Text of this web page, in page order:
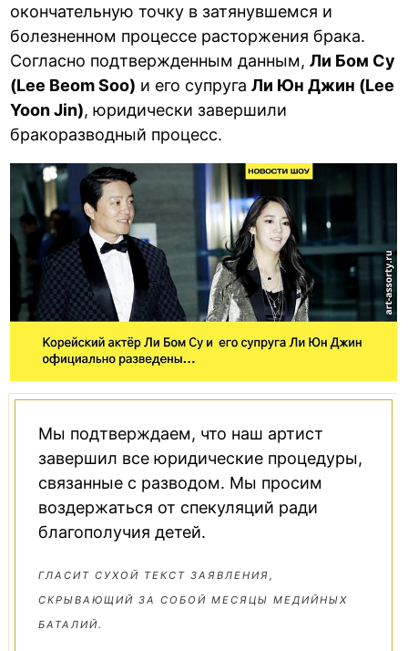
окончательную точку в затянувшемся и
болезненном процессе расторжения брака.
Согласно подтвержденным данным,Ли Бом Су
(Lee Beom Soo) и его супругаЛи Юн Джин (Lee
Yoon Jin), юридически завершили
бракоразводный процесс.
Мы подтверждаем, что наш артист
завершил все юридические процедуры,
связанные с разводом. Мы просим
воздержаться от спекуляций ради
благополучия детей.
ГЛАСИТ СУХОЙ ТЕКСТ ЗАЯВЛЕНИЯ,
СКРЫВАЮЩИЙ ЗА СОБОЙ МЕСЯЦЫ МЕДИЙНЫХ
БАТАЛИЙ.